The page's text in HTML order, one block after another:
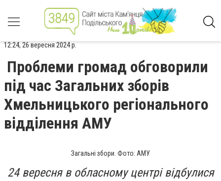
12:24, 26 вересня 2024 р.
Проблеми громад обговорили
під час Загальних зборів
Хмельницького регіонального
відділення АМУ
Загальні збори. Фото: АМУ
24 вересня в обласному центрі відбулися